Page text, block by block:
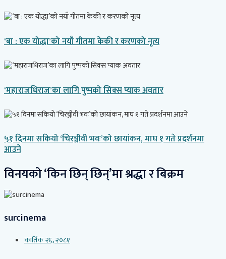
‘बा : एक योद्धा’को नयाँ गीतमा केकी र करणको नृत्य
‘महाराजधिराज’का लागि पुष्पको सिक्स प्याक अवतार
५१ दिनमा सकियो ‘चिरञ्जीवी भवः’को छायांकन, माघ १ गते प्रदर्शनमा
आउने
विनयको ‘किन छिन् छिन्’मा श्रद्धा र बिक्रम
surcinema
कार्तिक २६, २०८१